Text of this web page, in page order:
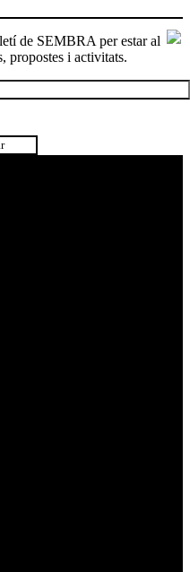
de SEMBRA per estar al
propostes i activitats.